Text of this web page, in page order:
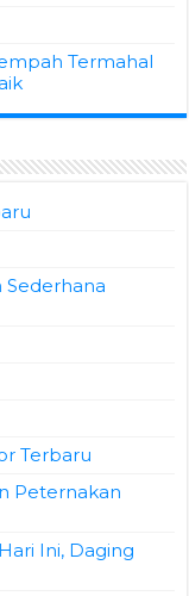
Termahal
Sederhana
Terbaru
Peternakan
Ini, Daging